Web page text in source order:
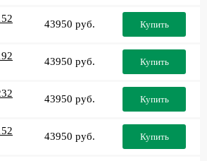
43950 руб. Купить
43950 руб. Купить
43950 руб. Купить
43950 руб. Купить